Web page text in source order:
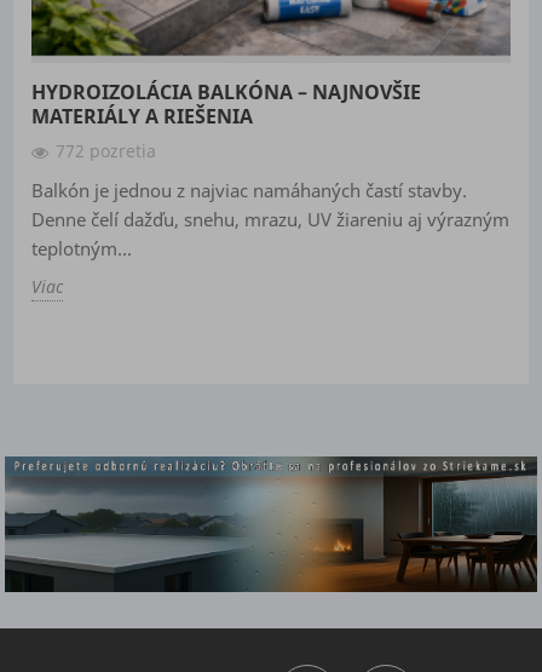
HYDROIZOLÁCIA BALKÓNA – NAJNOVŠIE
MATERIÁLY A RIEŠENIA
772 pozretia
Balkón je jednou z najviac namáhaných častí stavby.
Denne čelí dažďu, snehu, mrazu, UV žiareniu aj výrazným
teplotným...
Viac